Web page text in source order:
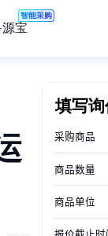
宝
智能采购
填写